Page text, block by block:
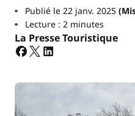
Publié le 22 janv. 2025
Lecture : 2 minutes
La Presse Touristique